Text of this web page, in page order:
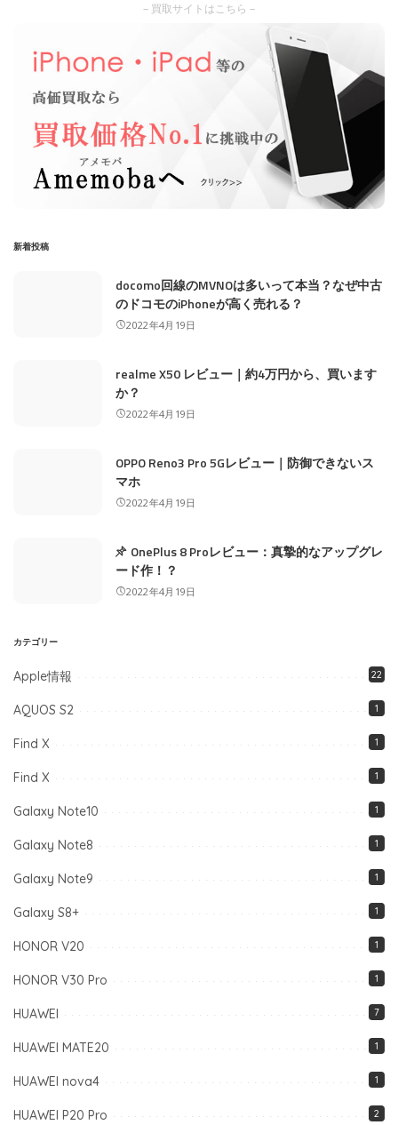
– 買取サイトはこちら –
新着投稿
docomo回線のMVNOは多いって本当？なぜ中古
のドコモのiPhoneが高く売れる？
2022年4月19日
realme X50 レビュー｜約4万円から、買います
か？
2022年4月19日
OPPO Reno3 Pro 5Gレビュー｜防御できないス
マホ
2022年4月19日
OnePlus 8 Proレビュー：真摯的なアップグレ
ード作！？
2022年4月19日
カテゴリー
Apple情報 22
AQUOS S2 1
Find X 1
Find X 1
Galaxy Note10 1
Galaxy Note8 1
Galaxy Note9 1
Galaxy S8+ 1
HONOR V20 1
HONOR V30 Pro 1
HUAWEI 7
HUAWEI MATE20 1
HUAWEI nova4 1
HUAWEI P20 Pro 2